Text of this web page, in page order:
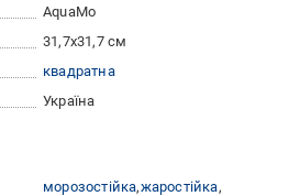
AquaMo
31,7x31,7 см
квадратна
Україна
морозостійка жаростійка